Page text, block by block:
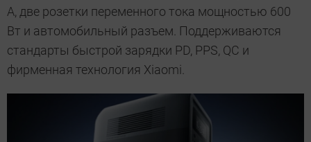
A, две розетки переменного тока мощностью 600
Вт и автомобильный разъем. Поддерживаются
стандарты быстрой зарядки PD, PPS, QC и
фирменная технология Xiaomi.